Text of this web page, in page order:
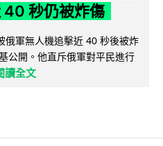
40 秒仍被炸傷
俄軍無人機追擊近 40 秒後被炸
公開。他直斥俄軍對平民進行
讀全文